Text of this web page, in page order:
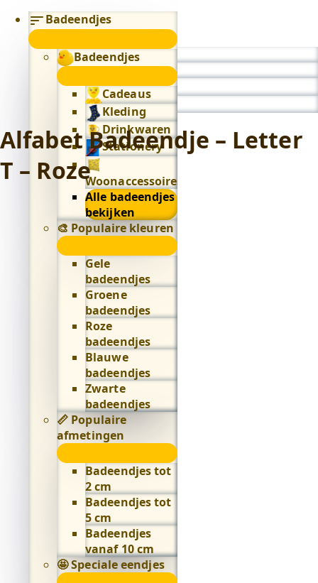
Badeendjes
Badeendjes
Cadeaus
Kleding
Drinkwaren
Stationery
Woonaccessoires
Alle badeendjes
bekijken
🎨 Populaire kleuren
Populaire
kleuren
submenu
Gele
badeendjes
Groene
badeendjes
Roze
badeendjes
Blauwe
badeendjes
Zwarte
badeendjes
📏 Populaire
afmetingen
Populaire
submenu
Badeendjes tot
2 cm
Badeendjes tot
5 cm
Badeendjes
vanaf 10 cm
🤩 Speciale eendjes
Alfabet Badeendje – Letter
T – Roze